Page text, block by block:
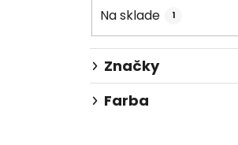
Na sklade 1
Značky
Farba